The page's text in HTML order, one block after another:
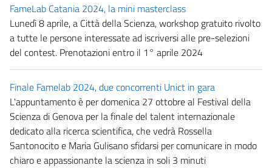
FameLab Catania 2024, la mini masterclass
Lunedì 8 aprile, a Città della Scienza, workshop gratuito rivolto
a tutte le persone interessate ad iscriversi alle pre-selezioni
del contest. Prenotazioni entro il 1° aprile 2024
Finale Famelab 2024, due concorrenti Unict in gara
L'appuntamento è per domenica 27 ottobre al Festival della
Scienza di Genova per la finale del talent internazionale
dedicato alla ricerca scientifica, che vedrà Rossella
Santonocito e Maria Gulisano sfidarsi per comunicare in modo
chiaro e appassionante la scienza in soli 3 minuti